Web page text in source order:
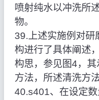
喷射纯水以冲洗所
物。
39.上述实施例对研
构进行了具体阐述
构思，参见图4，
方法，所述清洗方法
40.s401、在设定